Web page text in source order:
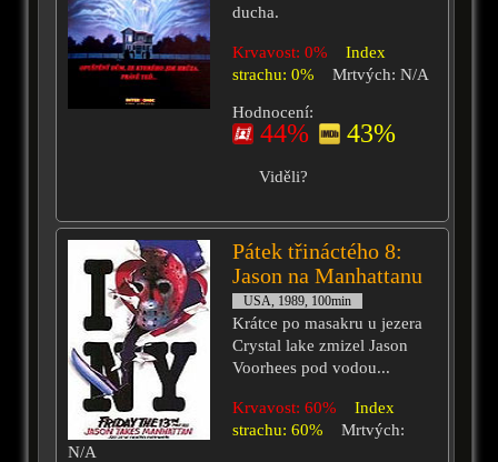
ducha.
Krvavost: 0%
Index
strachu: 0%
Mrtvých: N/A
Hodnocení:
44% 43%
Viděli?
Pátek třináctého 8:
Jason na Manhattanu
USA, 1989, 100min
Krátce po masakru u jezera
Crystal lake zmizel Jason
Voorhees pod vodou...
Krvavost: 60%
Index
strachu: 60%
Mrtvých:
N/A